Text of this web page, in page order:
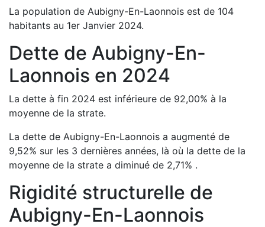
La population de Aubigny-En-Laonnois est de 104
habitants au 1er Janvier 2024.
Dette de Aubigny-En-
Laonnois en 2024
La dette à fin 2024 est inférieure de 92,00% à la
moyenne de la strate.
La dette de Aubigny-En-Laonnois a augmenté de
9,52% sur les 3 dernières années, là où la dette de la
moyenne de la strate a diminué de 2,71% .
Rigidité structurelle de
Aubigny-En-Laonnois